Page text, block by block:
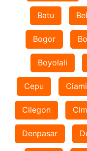
Batu
Bogor
Boyolali
Cepu
Cilegon
Denpasar